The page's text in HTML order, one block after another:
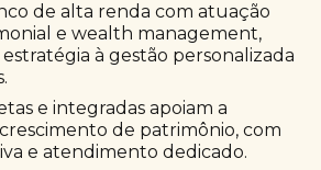
de alta renda com atuação
e wealth management,
à gestão personalizada
e integradas apoiam a
de patrimônio, com
e atendimento dedicado.